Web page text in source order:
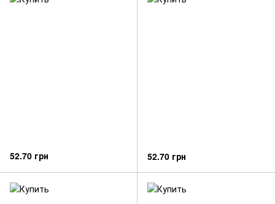
52.70 грн 52.70 грн